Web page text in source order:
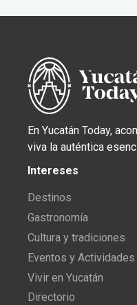
En Yucatán Today,
viva la auténtica
Intereses
Destinos
Gastronomía
Cultura y tradiciones
Eventos y Actividades
Vivir en Yucatán
Directorio